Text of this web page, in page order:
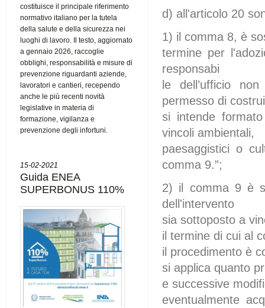
costituisce il principale riferimento
normativo italiano per la tutela
della salute e della sicurezza nei
luoghi di lavoro. Il testo, aggiornato
a gennaio 2026, raccoglie
obblighi, responsabilità e misure di
prevenzione riguardanti aziende,
lavoratori e cantieri, recependo
anche le più recenti novità
legislative in materia di
formazione, vigilanza e
prevenzione degli infortuni.
15-02-2021
Guida ENEA
SUPERBONUS 110%
d) all'articolo 20
1) il comma 8, è
termine per
responsabi
le dell’ufficio
permesso di
si intende
vincoli ambientali,
paesaggistici o
comma 9.”;
2) il comma 9 è
dell'intervento
sia sottoposto a
il termine di cui al
il procedimento è
si applica quanto
e successive
eventualmente